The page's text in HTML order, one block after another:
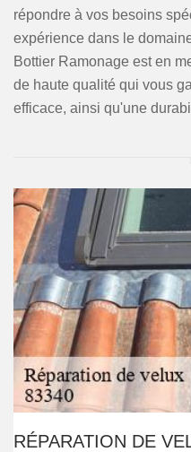
répondre à vos besoins
expérience dans le
Bottier Ramonage est en
de haute qualité qui vous
efficace, ainsi qu'une
RÉPARATION DE